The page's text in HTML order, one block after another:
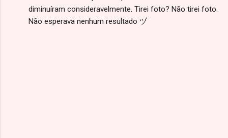
diminuíram consideravelmente. Tirei foto? Não tirei foto.
Não esperava nenhum resultado ヅ